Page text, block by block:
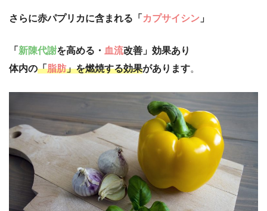
さらに赤パプリカに含まれる「 カプサイシン 」
「 新陳代謝を高める・ 血流改善」効果あり
体内の「脂肪」を燃焼する効果があります。